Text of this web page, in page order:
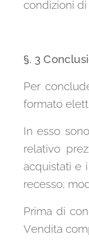
condizioni di
§. 3
Per
formato
In esso
relativo
acquistati e
recesso;
Prima di
Vendita